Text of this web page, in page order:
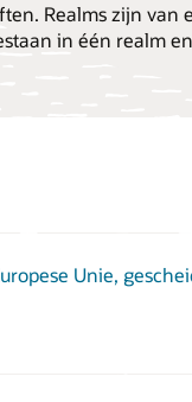
Realms zijn van
in één realm
Unie,